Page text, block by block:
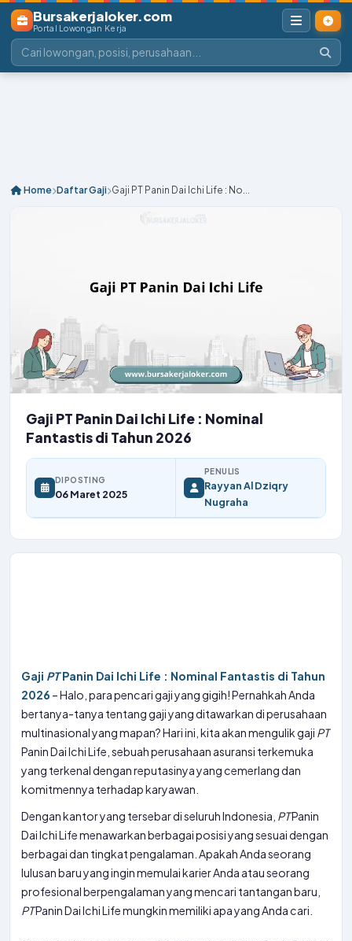
Bursakerjaloker.com
Portal Lowongan Kerja
Home Daftar Gaji Gaji PT Panin Dai Ichi Life : No...
Gaji PT Panin Dai Ichi Life : Nominal
Fantastis di Tahun 2026
DIPOSTING
06 Maret 2025
PENULIS
Rayyan Al Dziqry
Nugraha
Gaji PTPanin Dai Ichi Life : Nominal Fantastis di Tahun
2026 – Halo, para pencari gaji yang gigih! Pernahkah Anda
bertanya-tanya tentang gaji yang ditawarkan di perusahaan
multinasional yang mapan? Hari ini, kita akan mengulik gaji PT
Panin Dai Ichi Life, sebuah perusahaan asuransi terkemuka
yang terkenal dengan reputasinya yang cemerlang dan
komitmennya terhadap karyawan.
Dengan kantor yang tersebar di seluruh Indonesia, PTPanin
Dai Ichi Life menawarkan berbagai posisi yang sesuai dengan
berbagai dan tingkat pengalaman. Apakah Anda seorang
lulusan baru yang ingin memulai karier Anda atau seorang
profesional berpengalaman yang mencari tantangan baru,
PTPanin Dai Ichi Life mungkin memiliki apa yang Anda cari.